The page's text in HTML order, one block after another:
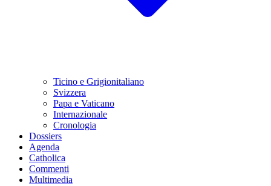
Ticino e Grigionitaliano
Svizzera
Papa e Vaticano
Internazionale
Cronologia
Dossiers
Agenda
Catholica
Commenti
Multimedia